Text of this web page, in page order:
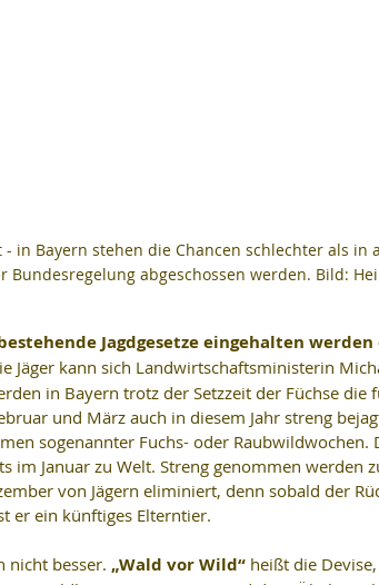
in Bayern stehen die Chancen schlechter als in
abgeschossen werden. Bild:
Jagdgesetze eingehalten
Jäger kann sich Landwirtschaftsministerin
in Bayern trotz der Setzzeit der Füchse die
und März auch in diesem Jahr streng
sogenannter Fuchs- oder Raubwildwochen.
im Januar zu Welt. Streng genommen werden
von Jägern eliminiert, denn sobald der
er ein künftiges Elterntier.
nicht besser. „Wald vor Wild“ heißt die